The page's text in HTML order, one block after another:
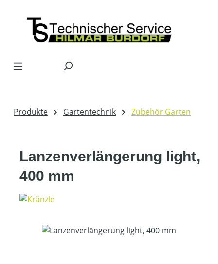
Produkte Gartentechnik Zubehör Garten
Lanzenverlängerung light,
400 mm
Bildergalerie überspringen